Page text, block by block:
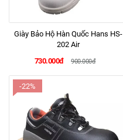
Giày Bảo Hộ Hàn Quốc Hans HS-
202 Air
730.000đ
900.000đ
-22%